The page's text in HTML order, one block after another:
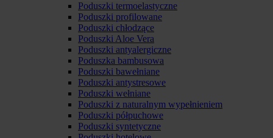
Poduszki termoelastyczne
Poduszki profilowane
Poduszki chłodzące
Poduszki Aloe Vera
Poduszki antyalergiczne
Poduszka bambusowa
Poduszki bawełniane
Poduszki antystresowe
Poduszki wełniane
Poduszki z naturalnym wypełnieniem
Poduszki półpuchowe
Poduszki syntetyczne